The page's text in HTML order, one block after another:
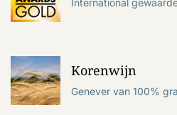
Korenwijn
Genever van 100%